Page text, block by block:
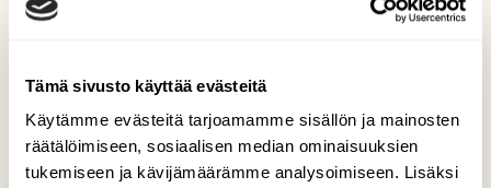
Tämä sivusto käyttää evästeitä
Käytämme evästeitä tarjoamamme sisällön ja mainosten
räätälöimiseen, sosiaalisen median ominaisuuksien
tukemiseen ja kävijämäärämme analysoimiseen. Lisäksi